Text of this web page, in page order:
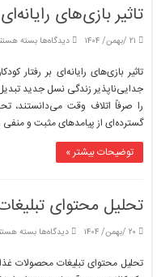
تاثیر بازی‌های
۲۱ /بهمن/ ۱۴۰۴ دیدگاه‌هابرای
بازی‌های
رایانه‌ای
بر
رفتار
کودکان
بسته
تاثیر بازی‌های رایانه‌ای بر رفتار
جدایی‌ناپذیر زندگی نسل جدید
را صرفاً اتلاف وقت می‌دانستند،
گسترده‌ای از پیامدهای مثبت و منفی
توضیحات بیشتر »
تحلیل محتوای
۲۰ /بهمن/ ۱۴۰۴ دیدگاه‌هابرای
محتوای
تبلیغات
بسته
تحلیل محتوای تبلیغات محصولات